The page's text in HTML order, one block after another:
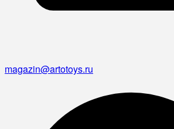
magazin@artotoys.ru